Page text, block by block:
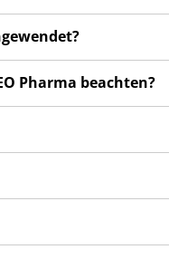
in dieser
Pharma beachten?